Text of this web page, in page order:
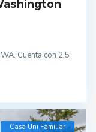
Cuenta con 2.5
Casa Uni Familiar